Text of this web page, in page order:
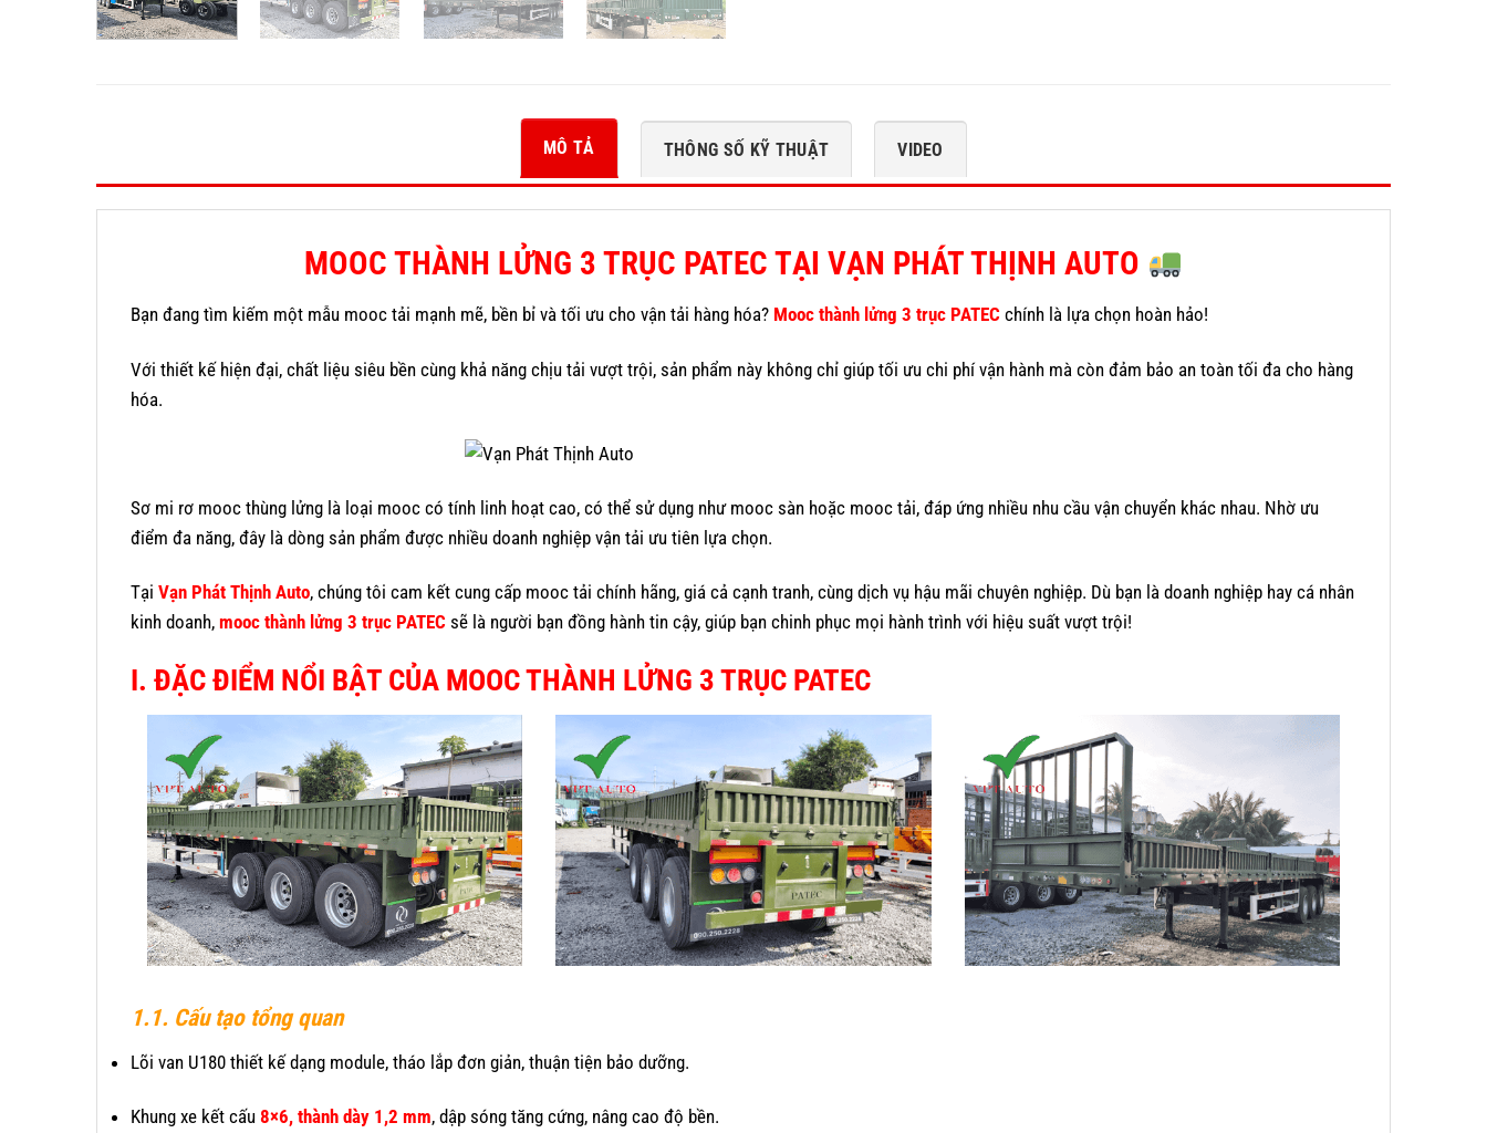
MÔ TẢ THÔNG SỐ KỸ THUẬT VIDEO
MOOC THÀNH LỬNG 3 TRỤC PATEC TẠI VẠN PHÁT THỊNH AUTO
Bạn đang tìm kiếm một mẫu mooc tải mạnh mẽ, bền bỉ và tối ưu cho vận tải hàng hóa? Mooc thành lửng 3 trục PATEC chính là lựa chọn hoàn hảo!
Với thiết kế hiện đại, chất liệu siêu bền cùng khả năng chịu tải vượt trội, sản phẩm này không chỉ giúp tối ưu chi phí vận hành mà còn đảm bảo an toàn tối đa cho hàng
hóa.
Sơ mi rơ mooc thùng lửng là loại mooc có tính linh hoạt cao, có thể sử dụng như mooc sàn hoặc mooc tải, đáp ứng nhiều nhu cầu vận chuyển khác nhau. Nhờ ưu
điểm đa năng, đây là dòng sản phẩm được nhiều doanh nghiệp vận tải ưu tiên lựa chọn.
Tại Vạn Phát Thịnh Auto, chúng tôi cam kết cung cấp mooc tải chính hãng, giá cả cạnh tranh, cùng dịch vụ hậu mãi chuyên nghiệp. Dù bạn là doanh nghiệp hay cá nhân
kinh doanh, mooc thành lửng 3 trục PATEC sẽ là người bạn đồng hành tin cậy, giúp bạn chinh phục mọi hành trình với hiệu suất vượt trội!
I. ĐẶC ĐIỂM NỔI BẬT CỦA MOOC THÀNH LỬNG 3 TRỤC PATEC
1.1. Cấu tạo tổng quan
Lõi van U180 thiết kế dạng module, tháo lắp đơn giản, thuận tiện bảo dưỡng.
Khung xe kết cấu 8×6, thành dày 1,2 mm, dập sóng tăng cứng, nâng cao độ bền.